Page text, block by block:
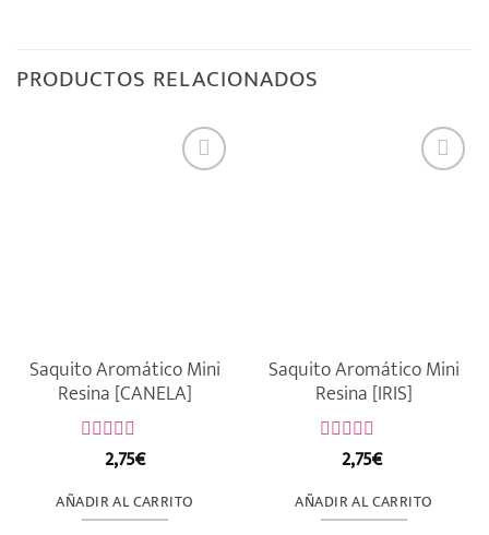
PRODUCTOS RELACIONADOS
Saquito Aromático Mini
Resina [CANELA]
Valorado
de
5
2,75€
AÑADIR AL CARRITO
Saquito Aromático Mini
Resina [IRIS]
Valorado
de
5
2,75€
AÑADIR AL CARRITO